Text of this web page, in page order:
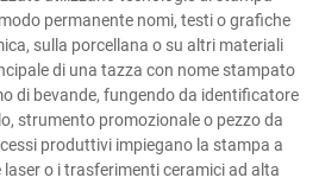
permanente nomi, testi o grafiche
sulla porcellana o su altri materiali
di una tazza con nome stampato
di bevande, fungendo da identificatore
strumento promozionale o pezzo da
produttivi impiegano la stampa a
laser o i trasferimenti ceramici ad alta